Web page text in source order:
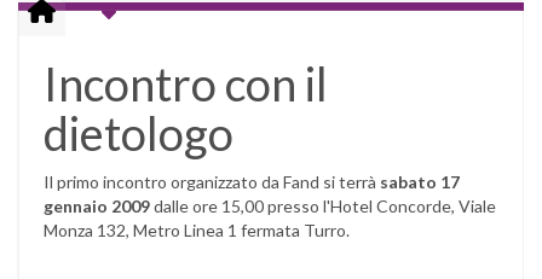
Incontro con il
dietologo
Il primo incontro organizzato da Fand si terrà sabato 17
gennaio 2009dalle ore 15,00 presso l'Hotel Concorde, Viale
Monza 132, Metro Linea 1 fermata Turro.